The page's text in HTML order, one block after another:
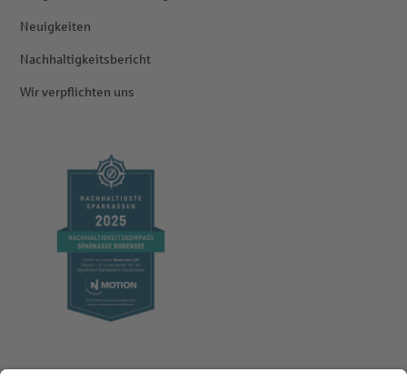
Neuigkeiten
Nachhaltigkeitsbericht
Wir verpflichten uns